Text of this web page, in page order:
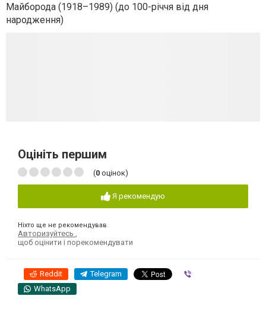
Майборода (1918–1989) (до 100-річчя від дня
народження)
Оцініть першим
(0 оцінок)
Я рекомендую
Ніхто ще не рекомендував
Авторизуйтесь ,
щоб оцінити і порекомендувати
Reddit Telegram
WhatsApp